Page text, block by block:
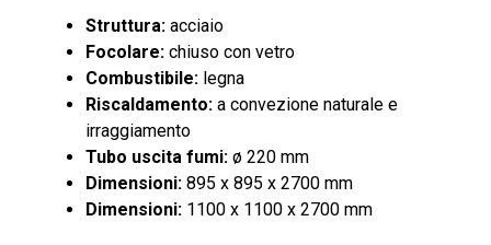
Struttura: acciaio
Focolare: chiuso con vetro
Combustibile: legna
Riscaldamento: a convezione naturale e
irraggiamento
Tubo uscita fumi: ø 220 mm
Dimensioni: 895 x 895 x 2700 mm
Dimensioni: 1100 x 1100 x 2700 mm